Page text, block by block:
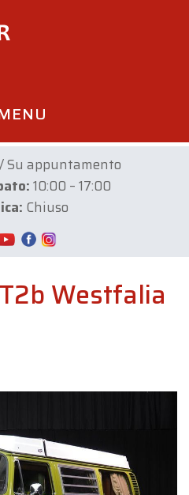
Su appuntamento
10:00 – 17:00
Chiuso
Westfalia